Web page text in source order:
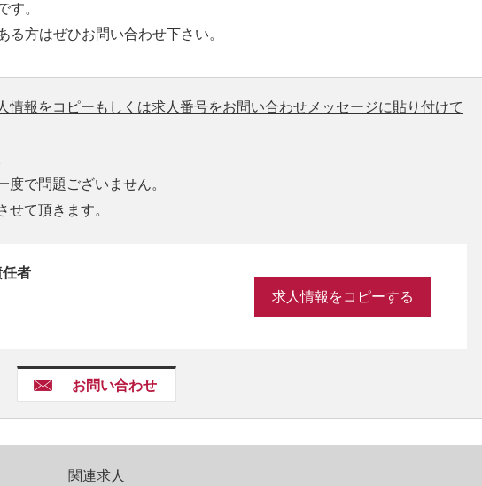
す。
る方はぜひお問い合わせ下さい。
情報をコピーもしくは求人番号をお問い合わせメッセージに貼り付けて
で問題ございません。
て頂きます。
任者
求人情報をコピーする
お問い合わせ
関連求人